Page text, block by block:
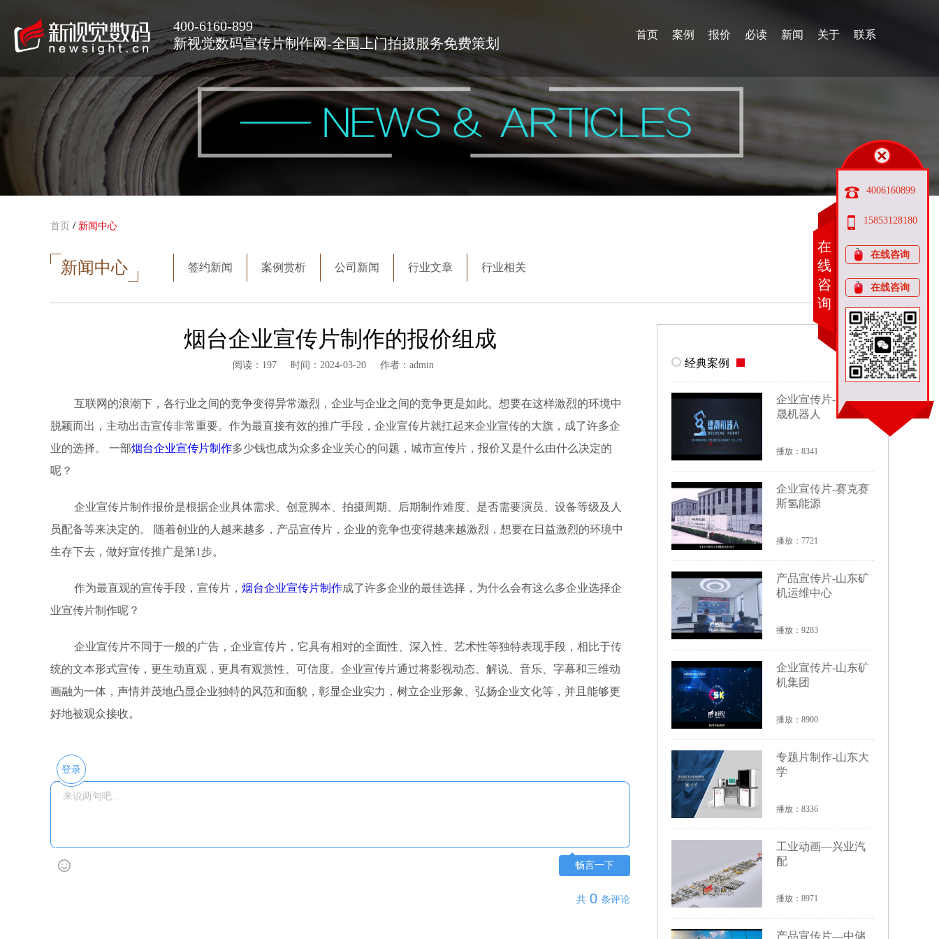
400-6160-899
新视觉数码宣传片制作网-全国上门拍摄服务免费策划
首页 案例 报价 必读 新闻 关于 联系
首页 / 新闻中心
新闻中心 签约新闻 案例赏析 公司新闻 行业文章 行业相关
烟台企业宣传片制作的报价组成
阅读：197 时间：2024-03-20 作者：admin
互联网的浪潮下，各行业之间的竞争变得异常激烈，企业与企业之间的竞争更是如此。想要在这样激烈的环境中
脱颖而出，主动出击宣传非常重要。作为最直接有效的推广手段，企业宣传片就扛起来企业宣传的大旗，成了许多企
业的选择。 一部烟台企业宣传片制作多少钱也成为众多企业关心的问题，城市宣传片，报价又是什么由什么决定的
呢？
企业宣传片制作报价是根据企业具体需求、创意脚本、拍摄周期、后期制作难度、是否需要演员、设备等级及人
员配备等来决定的。 随着创业的人越来越多，产品宣传片，企业的竞争也变得越来越激烈，想要在日益激烈的环境中
生存下去，做好宣传推广是第1步。
作为最直观的宣传手段，宣传片， 烟台企业宣传片制作成了许多企业的最佳选择，为什么会有这么多企业选择企
业宣传片制作呢？
企业宣传片不同于一般的广告，企业宣传片，它具有相对的全面性、深入性、艺术性等独特表现手段，相比于传
统的文本形式宣传，更生动直观，更具有观赏性、可信度。企业宣传片通过将影视动态、解说、音乐、字幕和三维动
画融为一体，声情并茂地凸显企业独特的风范和面貌，彰显企业实力，树立企业形象、弘扬企业文化等，并且能够更
好地被观众接收。
登录
畅言一下
共 0 条评论
经典案例
企业宣传片-山东德
晟机器人
播放：8341
企业宣传片-赛克赛
斯氢能源
播放：7721
产品宣传片-山东矿
机运维中心
播放：9283
企业宣传片-山东矿
机集团
播放：8900
专题片制作-山东大
学
播放：8336
工业动画—兴业汽
配
播放：8971
产品宣传片—中储
在
线
咨
询
4006160899
15853128180
在线咨询
在线咨询